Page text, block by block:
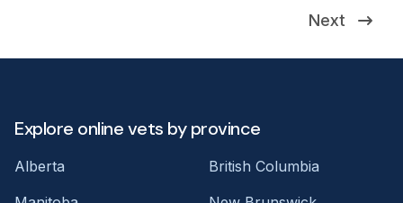
Next
Explore online vets by province
Alberta
British Columbia